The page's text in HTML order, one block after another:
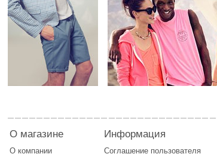
О магазине
О компании
Информация
Соглашение пользователя